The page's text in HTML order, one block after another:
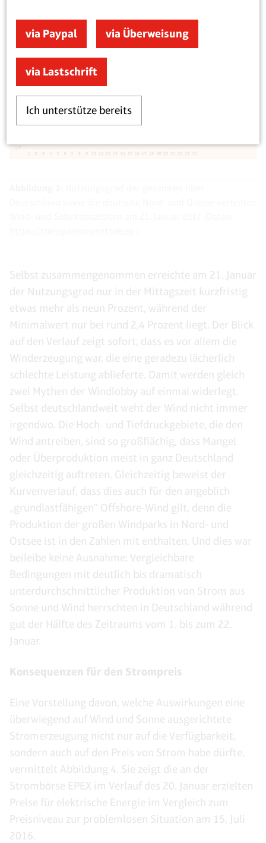
Selbst zusammengenommen erreichte am 21. Januar
der Nutzungsgrad nur in der Mittagszeit kurzfristig
etwas mehr als neun Prozent, während der
Minimalwert nur bei rund 2,4 Prozent liegt. Der Blick
auf den Verlauf zeigt sofort, dass es vor allem die
Winderzeugung war, die eine geradezu lächerlich
schlechte Leistung ablieferte. Damit werden gleich
zwei Mythen der Windlobby auf einmal widerlegt.
Selbst deutschlandweit weht der Wind nicht immer
irgendwo. Die Hoch- und Tiefdruckgebiete, die den
Wind antreiben, sind so großflächig, dass Mangel
oder Überproduktion meist in ganz Deutschland
gleichzeitig auftreten. Gleichzeitig beweist der
Kurvenverlauf, dass dies auch für den angeblich
„grundlastfähigen“ Offshore-Wind gilt, denn die
Produktion der großen Windparks in Nord- und
Ostsee ist in den Zahlen mit enthalten. Und dies war
beileibe keine Ausnahme: Vergleichbare
Bedingungen mit deutlich bis dramatisch
unterdurchschnittlicher Produktion von Strom aus
Sonne und Wind herrschten in Deutschland während
gut der Hälfte des Zeitraums vom 1. bis zum 22.
Januar.
Konsequenzen für den Strompreis
Eine Vorstellung davon, welche Auswirkungen eine
überwiegend auf Wind und Sonne ausgerichtete
Stromerzeugung nicht nur auf die Verfügbarkeit,
sondern auch auf den Preis von Strom habe dürfte,
vermittelt Abbildung 4. Sie zeigt die an der
Strombörse EPEX im Verlauf des 20. Januar erzielten
Preise für elektrische Energie im Vergleich zum
Preisniveau zur problemlosen Situation am 15. Juli
2016.
via Paypal via Überweisung
via Lastschrift
Ich unterstütze bereits